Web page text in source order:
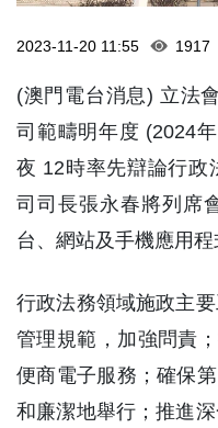
2023-11-20 11:55 1917
(澳門電台消息) 立法
司範疇明年度 (2024
夜 12時率先辯論行政
司司長張永春將列席
台、網站及手機應用程
行政法務領域施政主
管理規範，加強問責
便商電子服務；確保
和廉潔地舉行；推進